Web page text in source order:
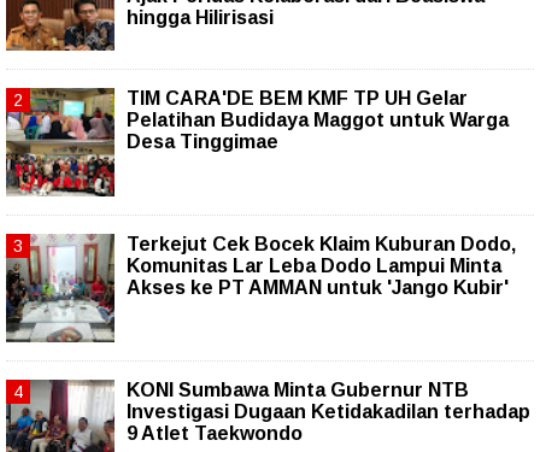
hingga Hilirisasi
TIM CARA'DE BEM KMF TP UH Gelar
Pelatihan Budidaya Maggot untuk Warga
Desa Tinggimae
Terkejut Cek Bocek Klaim Kuburan Dodo,
Komunitas Lar Leba Dodo Lampui Minta
Akses ke PT AMMAN untuk 'Jango Kubir'
KONI Sumbawa Minta Gubernur NTB
Investigasi Dugaan Ketidakadilan terhadap
9 Atlet Taekwondo